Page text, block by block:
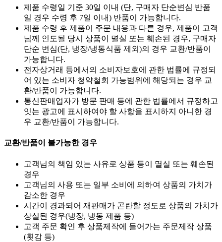
제품 수령일 기준 30일 이내 (단, 구매자 단순변심 반품
일 경우 수령 후 7일 이내) 반품이 가능합니다.
제품 수령 후 제품이 주문 내용과 다른 경우, 제품이 고객
님께 인도될 당시 상품이 멸실 또는 훼손된 경우, 구매자
단순 변심(단, 냉장/냉동식품 제외)의 경우 교환/반품이
가능합니다.
전자상거래 등에서의 소비자보호에 관한 법률에 규정되
어 있는 소비자 청약철회 가능범위에 해당되는 경우 교
환/반품이 가능합니다.
통신판매업자가 방문 판매 등에 관한 법률에서 규정하고
잇는 광고에 표시하여야 할 사항을 표시하지 아니한 경
우 교환/반품이 가능합니다.
교환/반품이 불가능한 경우
고객님의 책임 있는 사유로 상품 등이 멸실 또는 훼손된
경우
고객님의 사용 또는 일부 소비에 의하여 상품의 가치가
감소한 경우
시간이 경과되어 재판매가 곤란할 정도로 상품의 가치가
상실된 경우(냉장, 냉동 제품 등)
고객 주문 확인 후 상품제작에 들어가는 주문제작 상품
(횟감 등)